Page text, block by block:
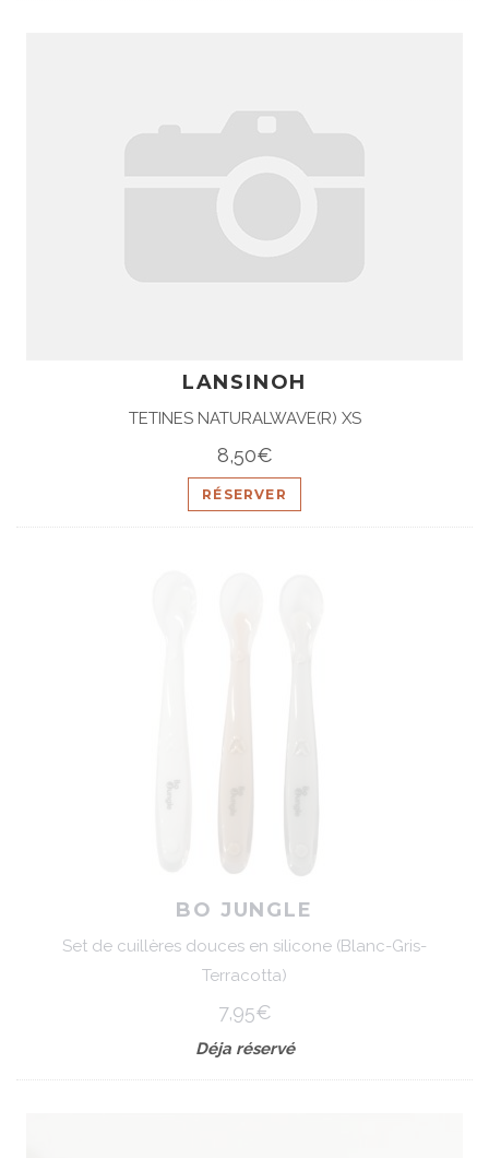
LANSINOH
TETINES NATURALWAVE(R) XS
8,50€
RÉSERVER
BO JUNGLE
Set de cuillères douces en silicone (Blanc-Gris-
Terracotta)
7,95€
Déja réservé